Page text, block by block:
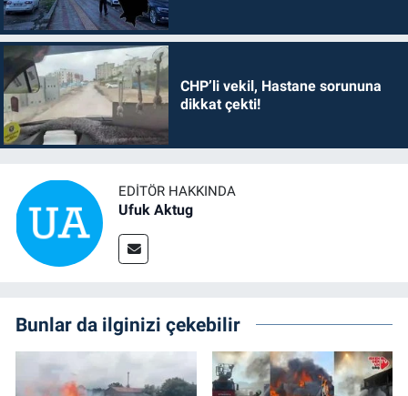
CHP’li vekil, Hastane sorununa
dikkat çekti!
EDITÖR HAKKINDA
Ufuk Aktug
Bunlar da ilginizi çekebilir